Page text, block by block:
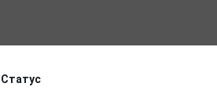
Статус